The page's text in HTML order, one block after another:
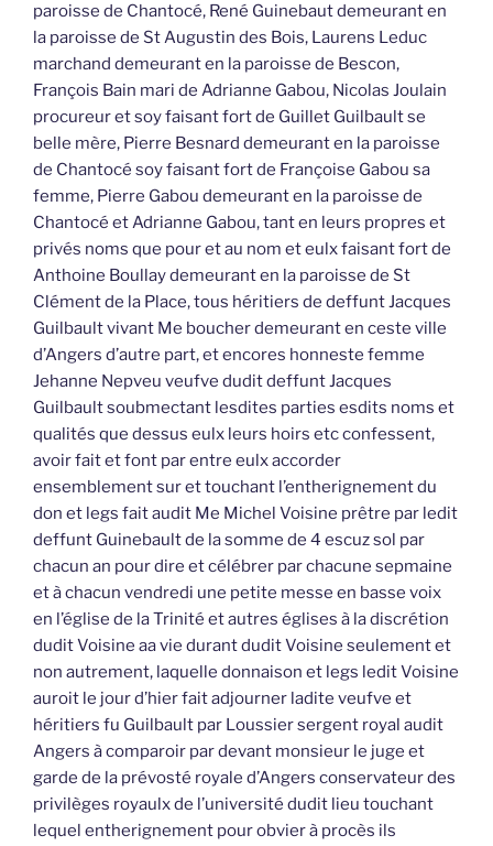
paroisse de Chantocé, René Guinebaut demeurant en
la paroisse de St Augustin des Bois, Laurens Leduc
marchand demeurant en la paroisse de Bescon,
François Bain mari de Adrianne Gabou, Nicolas Joulain
procureur et soy faisant fort de Guillet Guilbault se
belle mère, Pierre Besnard demeurant en la paroisse
de Chantocé soy faisant fort de Françoise Gabou sa
femme, Pierre Gabou demeurant en la paroisse de
Chantocé et Adrianne Gabou, tant en leurs propres et
privés noms que pour et au nom et eulx faisant fort de
Anthoine Boullay demeurant en la paroisse de St
Clément de la Place, tous héritiers de deffunt Jacques
Guilbault vivant Me boucher demeurant en ceste ville
d’Angers d’autre part, et encores honneste femme
Jehanne Nepveu veufve dudit deffunt Jacques
Guilbault soubmectant lesdites parties esdits noms et
qualités que dessus eulx leurs hoirs etc confessent,
avoir fait et font par entre eulx accorder
ensemblement sur et touchant l’entherignement du
don et legs fait audit Me Michel Voisine prêtre par ledit
deffunt Guinebault de la somme de 4 escuz sol par
chacun an pour dire et célébrer par chacune sepmaine
et à chacun vendredi une petite messe en basse voix
en l’église de la Trinité et autres églises à la discrétion
dudit Voisine aa vie durant dudit Voisine seulement et
non autrement, laquelle donnaison et legs ledit Voisine
auroit le jour d’hier fait adjourner ladite veufve et
héritiers fu Guilbault par Loussier sergent royal audit
Angers à comparoir par devant monsieur le juge et
garde de la prévosté royale d’Angers conservateur des
privilèges royaulx de l’université dudit lieu touchant
lequel entherignement pour obvier à procès ils